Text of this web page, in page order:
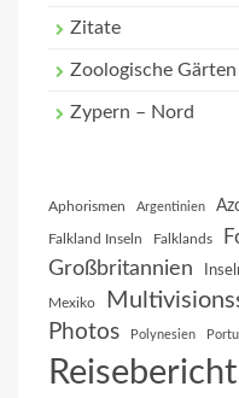
Zitate
Zoologische Gärten
Zypern – Nord
Aphorismen Argentinien
Falkland Inseln Falklands
Großbritannien
Mexiko
Photos Polynesien
Reisebericht